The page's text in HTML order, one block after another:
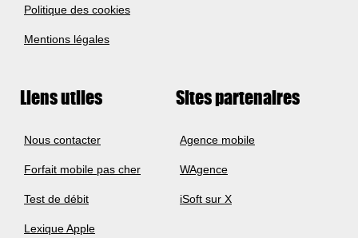
Politique des cookies
Mentions légales
Liens utiles
Nous contacter
Forfait mobile pas cher
Test de débit
Lexique Apple
Sites partenaires
Agence mobile
WAgence
iSoft sur X